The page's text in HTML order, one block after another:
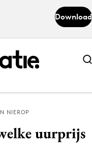
Download
Abonneer nu
Abonneer nu
NIEROP
uurprijs